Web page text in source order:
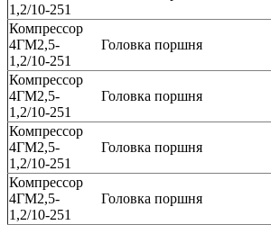
1,2/10-251
Компрессор
4ГМ2,5-
1,2/10-251
Головка поршня
Компрессор
4ГМ2,5-
1,2/10-251
Головка поршня
Компрессор
4ГМ2,5-
1,2/10-251
Головка поршня
Компрессор
4ГМ2,5-
1,2/10-251
Головка поршня